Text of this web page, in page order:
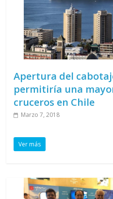
Apertura del
permitiría una
cruceros en Chile
Marzo 7, 2018
Ver más